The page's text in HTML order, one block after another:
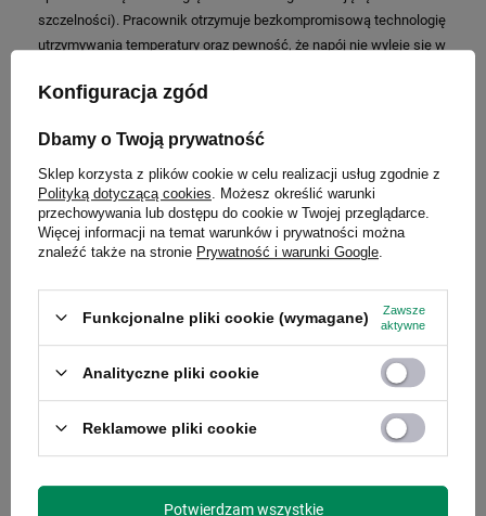
szczelności). Pracownik otrzymuje bezkompromisową technologię
utrzymywania temperatury oraz pewność, że napój nie wyleje się w
premium, automatycznie pozycjonujesz swoją organizację jako
Od kuchni: Jak technologia pozwala na
precyzyjną realizację?
Wielu managerów odpowiedzialnych za zaopatrzenie obawia się, że
zamówienie partii produktów, gdzie każdy sztuka posiada inne imię i
nazwisko, wiąże się z gigantycznymi kosztami lub drastycznym
wydłużeniem czasu produkcji. Dzięki nowoczesnemu parkowi
Zastosowanie w
Konfiguracja zgód
Dbamy o Twoją prywatność
Sklep korzysta z plików cookie w celu realizacji usług zgodnie z
Polityką dotyczącą cookies . Możesz określić warunki
przechowywania lub dostępu do cookie w Twojej przeglądarce.
Więcej informacji na temat warunków i prywatności można
znaleźć także na stronie Prywatność i warunki Google
Funkcjonalne pliki cookie (wymagane)
Zawsze
aktywne
Analityczne pliki cookie
Reklamowe pliki cookie
Potwierdzam wszystkie